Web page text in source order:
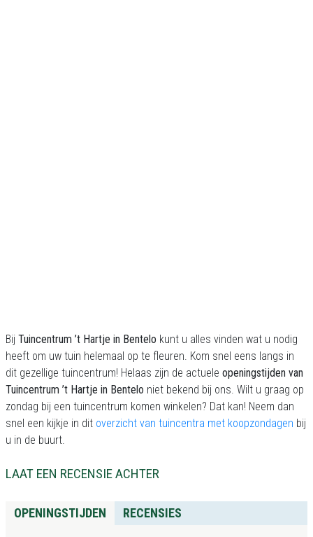
Bij Tuincentrum ’t Hartje in Bentelo kunt u alles vinden wat u nodig
heeft om uw tuin helemaal op te fleuren. Kom snel eens langs in
dit gezellige tuincentrum! Helaas zijn de actuele openingstijden van
Tuincentrum ’t Hartje in Bentelo niet bekend bij ons. Wilt u graag op
zondag bij een tuincentrum komen winkelen? Dat kan! Neem dan
snel een kijkje in dit overzicht van tuincentra met koopzondagen bij
u in de buurt.
LAAT EEN RECENSIE ACHTER
OPENINGSTIJDEN RECENSIES